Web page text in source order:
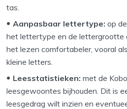
tas.
Aanpasbaar lettertype: op
het lettertype en de lettergrootte
het lezen comfortabeler, vooral
kleine letters.
Leesstatistieken: met de
leesgewoontes bijhouden. Dit is
leesgedrag wilt inzien en